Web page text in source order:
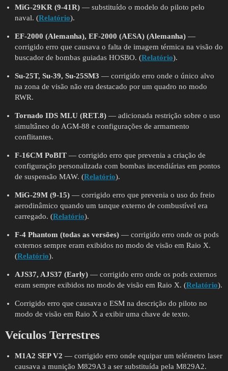
MiG-29KR (9-41R)— substituído o modelo do piloto pelo
naval. (Relatório).
EF-2000 (Alemanha), EF-2000 (AESA) (Alemanha)—
corrigido erro que causava o falta de imagem térmica na visão do
buscador de bombas guiadas HOSBO. (Relatório).
Su-25T, Su-39, Su-25SM3 — corrigido erro onde o único alvo
na zona de visão não era destacado por um quadro no modo
RWR.
Tornado IDS MLU (RET.8)— adicionada restrição sobre o uso
simultâneo do AGM-88 e configurações de armamento
conflitantes.
F-16CM PoBIT— corrigido erro que prevenia a criação de
configuração personalizada com bombas incendiárias em pontos
de suspensão MAW. (Relatório).
MiG-29M (9-15)— corrigido erro que prevenia o uso do freio
aerodinâmico quando um tanque externo de combustível era
carregado. (Relatório).
F-4 Phantom (todas as versões)— corrigido erro onde os pods
externos sempre eram exibidos no modo de visão em Raio X.
(Relatório).
AJS37, AJS37 (Early)— corrigido erro onde os pods externos
eram sempre exibidos no modo de visão em Raio X. (Relatório).
Corrigido erro que causava o ESM na descrição do piloto no
modo de visão em Raio X a exibir uma chave de texto.
Veículos Terrestres
M1A2 SEP V2 — corrigido erro onde equipar um telémetro laser
causava a munição M829A3 a ser substituída pela M829A2.